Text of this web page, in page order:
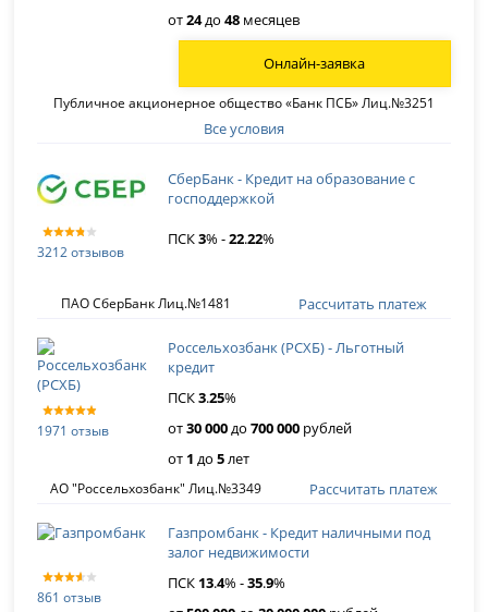
от24до48 месяцев
Все условия
Публичное акционерное общество «Банк ПСБ» Лиц.№3251
Онлайн-заявка
3212 отзывов
СберБанк - Кредит на образование с
господдержкой
ПСК3% -22.22%
ПАО СберБанк Лиц.№1481 Рассчитать платеж
1971 отзыв
Россельхозбанк (РСХБ) - Льготный
кредит
ПСК3.25%
от30 000до700 000 рублей
от 1 до5лет
АО "Россельхозбанк" Лиц.№3349 Рассчитать платеж
861 отзыв
Газпромбанк - Кредит наличными под
залог недвижимости
ПСК 13.4% -35.9%